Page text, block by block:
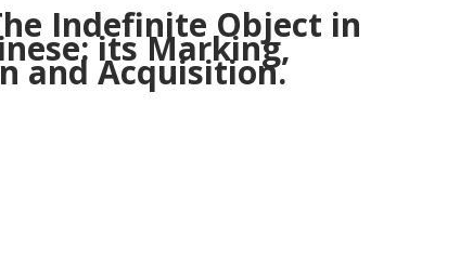
Indefinite Object in
its Marking,
and Acquisition.